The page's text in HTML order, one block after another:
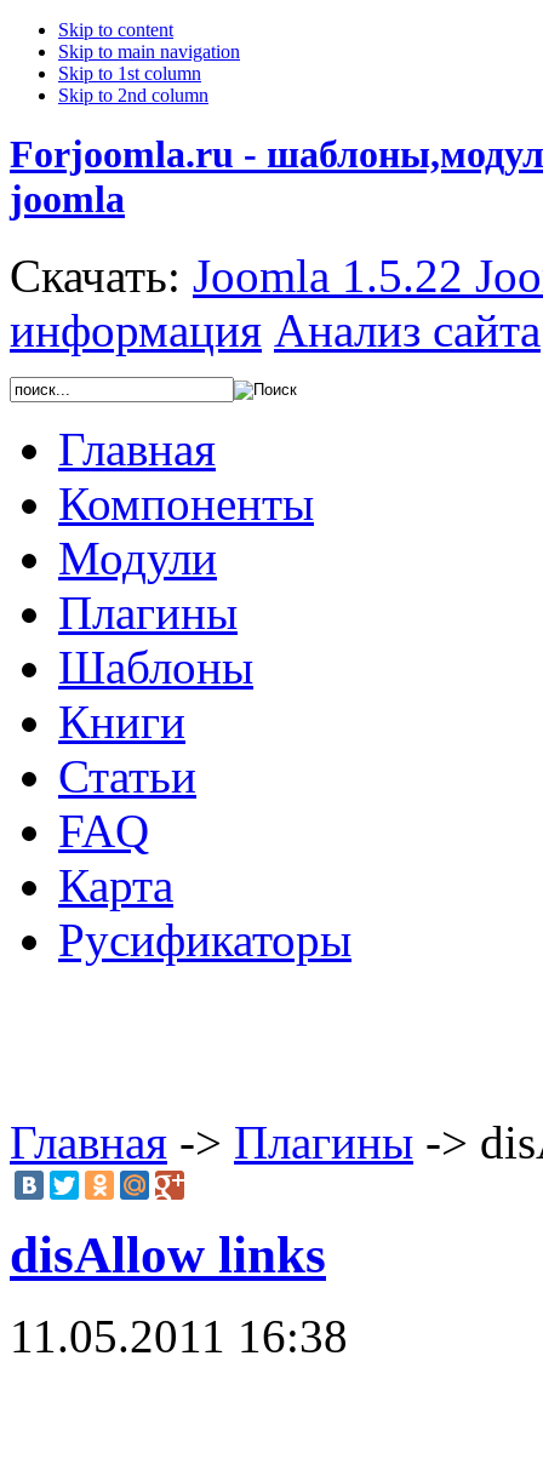
Skip to content
Skip to main navigation
Skip to 1st column
Skip to 2nd column
Forjoomla.ru -
joomla
Скачать: Joomla 1.5.22
информация Анализ сайта
Главная
Компоненты
Модули
Плагины
Шаблоны
Книги
Статьи
FAQ
Карта
Русификаторы
Главная -> Плагины ->
disAllow links
11.05.2011 16:38